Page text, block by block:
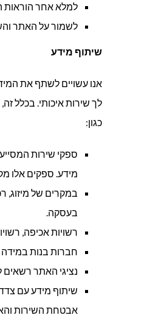
למלא אחר הוראות
לשמור על האתר
שיתוף מידע
אנו עשויים לשתף את
לך שירות איכותי. בכלל
כגון:
ספקי שירות
מידע. ספקים אלו
במקרים של מיזוג,
בעסקה.
רשויות אכיפה,
חברות בנות במידה
נציגי האתר רשאים
שיתוף מידע עם
אבטחת השירות